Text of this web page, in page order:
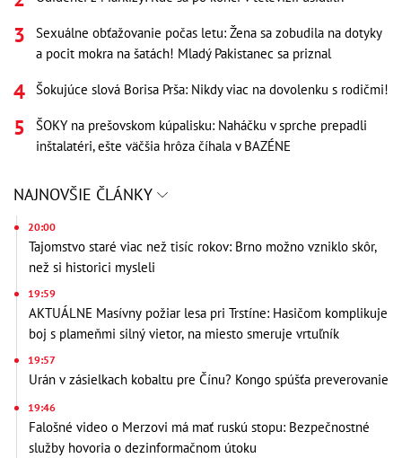
Sexuálne obťažovanie počas letu: Žena sa zobudila na dotyky
a pocit mokra na šatách! Mladý Pakistanec sa priznal
Šokujúce slová Borisa Prša: Nikdy viac na dovolenku s rodičmi!
ŠOKY na prešovskom kúpalisku: Naháčku v sprche prepadli
inštalatéri, ešte väčšia hrôza číhala v BAZÉNE
NAJNOVŠIE ČLÁNKY
20:00
Tajomstvo staré viac než tisíc rokov: Brno možno vzniklo skôr,
než si historici mysleli
19:59
AKTUÁLNE Masívny požiar lesa pri Trstíne: Hasičom komplikuje
boj s plameňmi silný vietor, na miesto smeruje vrtuľník
19:57
Urán v zásielkach kobaltu pre Čínu? Kongo spúšťa preverovanie
19:46
Falošné video o Merzovi má mať ruskú stopu: Bezpečnostné
služby hovoria o dezinformačnom útoku